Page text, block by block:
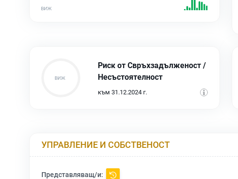
Риск от Свръхзадълженост /
Несъстоятелност
към 31.12.2024 г.
УПРАВЛЕНИЕ И СОБСТВЕНОСТ
Представляващ/и: